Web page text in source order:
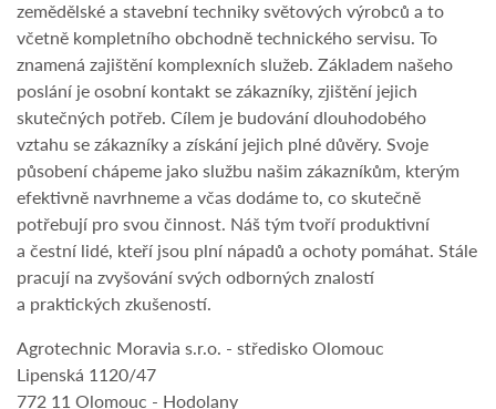
zemědělské a stavební techniky světových výrobců a to
včetně kompletního obchodně technického servisu. To
znamená zajištění komplexních služeb. Základem našeho
poslání je osobní kontakt se zákazníky, zjištění jejich
skutečných potřeb. Cílem je budování dlouhodobého
vztahu se zákazníky a získání jejich plné důvěry. Svoje
působení chápeme jako službu našim zákazníkům, kterým
efektivně navrhneme a včas dodáme to, co skutečně
potřebují pro svou činnost. Náš tým tvoří produktivní
a čestní lidé, kteří jsou plní nápadů a ochoty pomáhat. Stále
pracují na zvyšování svých odborných znalostí
a praktických zkušeností.
Agrotechnic Moravia s.r.o. - středisko Olomouc
Lipenská 1120/47
772 11 Olomouc - Hodolany